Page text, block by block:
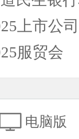
佳实践案例、上市公
服贸会
电脑版